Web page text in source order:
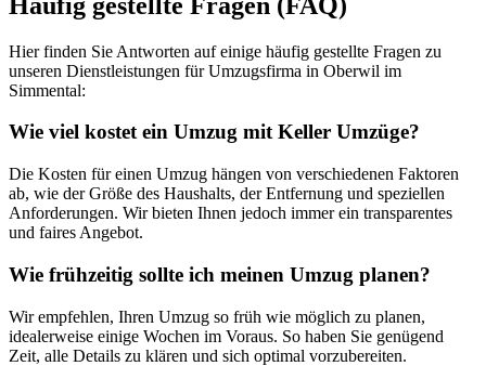
Hier finden Sie Antworten auf einige häufig gestellte Fragen zu
unseren Dienstleistungen für Umzugsfirma in Oberwil im
Simmental:
Wie viel kostet ein Umzug mit Keller Umzüge?
Die Kosten für einen Umzug hängen von verschiedenen Faktoren
ab, wie der Größe des Haushalts, der Entfernung und speziellen
Anforderungen. Wir bieten Ihnen jedoch immer ein transparentes
und faires Angebot.
Wie frühzeitig sollte ich meinen Umzug planen?
Wir empfehlen, Ihren Umzug so früh wie möglich zu planen,
idealerweise einige Wochen im Voraus. So haben Sie genügend
Zeit, alle Details zu klären und sich optimal vorzubereiten.